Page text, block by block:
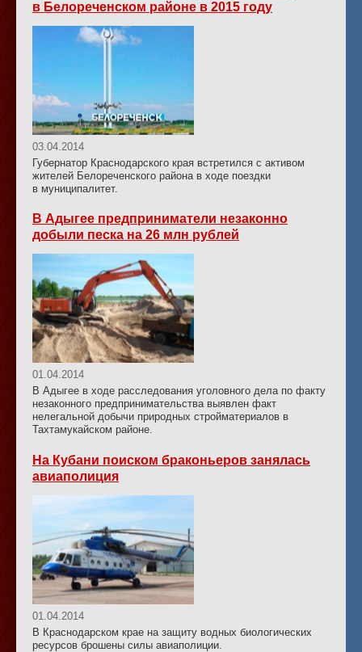
в Белореченском районе в 2015 году
03.04.2014
Губернатор Краснодарского края встретился с активом
жителей Белореченского района в ходе поездки
в муниципалитет.
В Адыгее предприниматели незаконно
добыли песка на 26 млн рублей
01.04.2014
В Адыгее в ходе расследования уголовного дела по факту
незаконного предпринимательства выявлен факт
нелегальной добычи природных стройматериалов в
Тахтамукайском районе.
На Кубани поиском браконьеров занялась
авиаполиция
01.04.2014
В Краснодарском крае на защиту водных биологических
ресурсов брошены силы авиаполиции.